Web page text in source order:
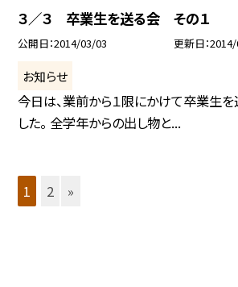
３／３ 卒業生を送る会 その１
公開日 2014/03/03 更新日
お知らせ
今日は、業前から１限にかけて卒業生
した。 全学年からの出し物と...
1 2 »